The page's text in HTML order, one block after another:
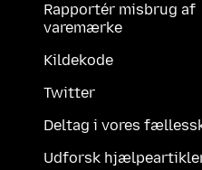
Rapportér misbrug af
varemærke
Kildekode
Twitter
Deltag i vores
Udforsk